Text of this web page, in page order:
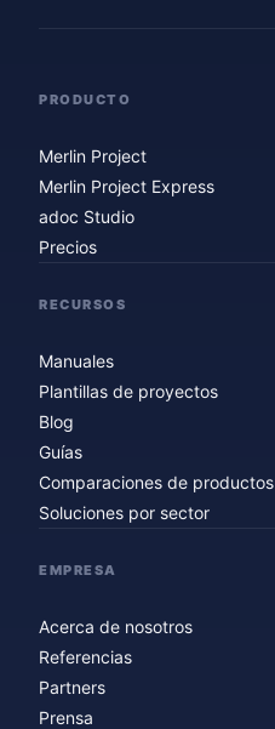
PRODUCTO
Merlin Project
Merlin Project Express
adoc Studio
Precios
RECURSOS
Manuales
Plantillas de proyectos
Blog
Guías
Comparaciones de productos
Soluciones por sector
EMPRESA
Acerca de nosotros
Referencias
Partners
Prensa